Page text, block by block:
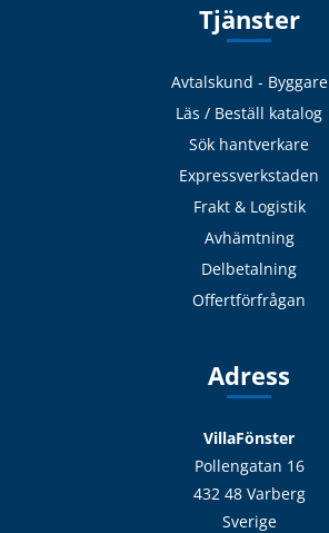
Tjänster
Avtalskund - Byggare
Läs / Beställ katalog
Sök hantverkare
Expressverkstaden
Frakt & Logistik
Avhämtning
Delbetalning
Offertförfrågan
Adress
VillaFönster
Pollengatan 16
432 48 Varberg
Sverige